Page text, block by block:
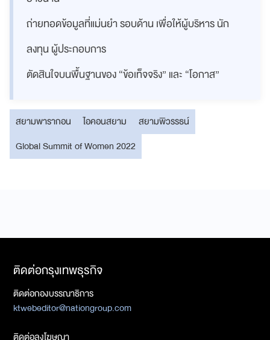
ถ่ายทอดข้อมูลที่แม่นยำ รอบด้าน เพื่อให้ผู้บริหาร นัก
ลงทุน ผู้ประกอบการ
ตัดสินใจบนพื้นฐานของ “ข้อเท็จจริง” และ “โอกาส”
สยามพารากอน ไอคอนสยาม
สยามพิวรรธน์
Global Summit of Women 2022
ติดต่อกรุงเทพธุรกิจ
ติดต่อกองบรรณาธิการ
ktwebeditor@nationgroup.com